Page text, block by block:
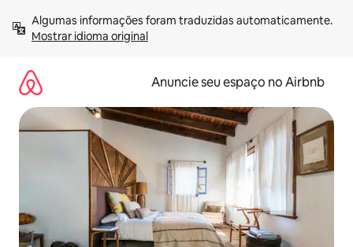
para
Mostrar idioma original
Anuncie seu espaço no Airbnb